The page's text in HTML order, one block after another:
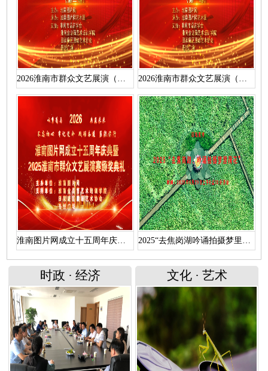
2026淮南市群众文艺展演（第二场）活动视频 2026淮南市群众文艺展演（第一场）活动视频
淮南图片网成立十五周年庆典暨 “2025淮南市群众文艺展演赛颁奖典礼”文艺演出（上） 2025“去焦岗湖吟诵拍摄梦里荷花”活动直播回放
时政 · 经济 文化 · 艺术